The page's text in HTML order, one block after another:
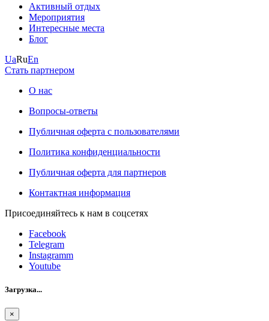
Активный отдых
Мероприятия
Интересные места
Блог
UaRuEn
Стать партнером
О нас
Вопросы-ответы
Публичная оферта с пользователями
Политика конфиденциальности
Публичная оферта для партнеров
Контактная информация
Присоединяйтесь к нам в соцсетях
Facebook
Telegram
Instagramm
Youtube
Загрузка...
×